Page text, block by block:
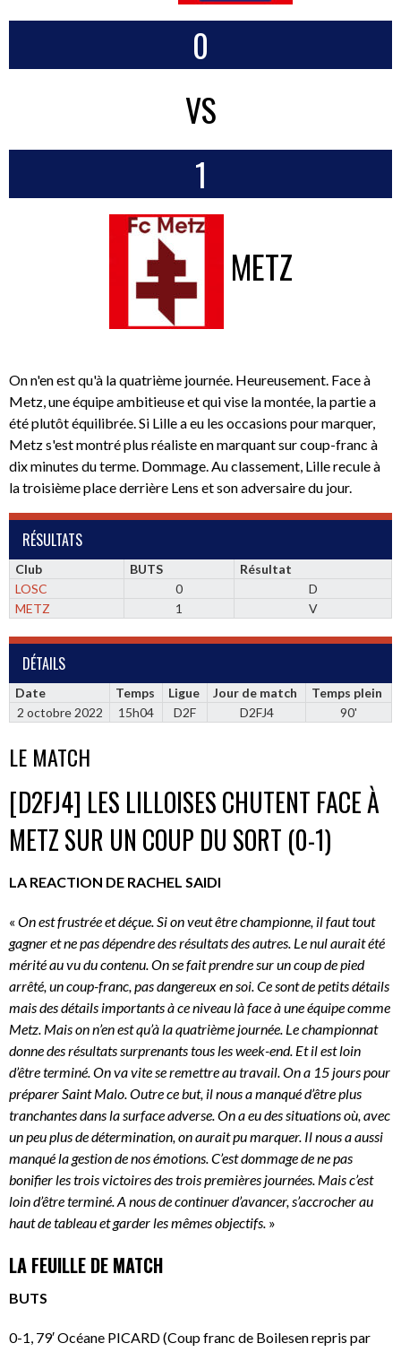
0
VS
1
METZ
On n'en est qu'à la quatrième journée. Heureusement. Face à
Metz, une équipe ambitieuse et qui vise la montée, la partie a
été plutôt équilibrée. Si Lille a eu les occasions pour marquer,
Metz s'est montré plus réaliste en marquant sur coup-franc à
dix minutes du terme. Dommage. Au classement, Lille recule à
la troisième place derrière Lens et son adversaire du jour.
RÉSULTATS
Club BUTS
Résultat
LOSC
0
D
METZ
1 V
DÉTAILS
Date Temps Ligue Jour de match
Temps plein
2 octobre 2022
15h04 D2F D2FJ4 90'
LE MATCH
[D2FJ4] LES LILLOISES CHUTENT FACE À
METZ SUR UN COUP DU SORT (0-1)
LA REACTION DE RACHEL SAIDI
« On est frustrée et déçue. Si on veut être championne, il faut tout
gagner et ne pas dépendre des résultats des autres. Le nul aurait été
mérité au vu du contenu. On se fait prendre sur un coup de pied
arrêté, un coup-franc, pas dangereux en soi. Ce sont de petits détails
mais des détails importants à ce niveau là face à une équipe comme
Metz. Mais on n’en est qu’à la quatrième journée. Le championnat
donne des résultats surprenants tous les week-end. Et il est loin
d’être terminé. On va vite se remettre au travail. On a 15 jours pour
préparer Saint Malo. Outre ce but, il nous a manqué d’être plus
tranchantes dans la surface adverse. On a eu des situations où, avec
un peu plus de détermination, on aurait pu marquer. Il nous a aussi
manqué la gestion de nos émotions. C’est dommage de ne pas
bonifier les trois victoires des trois premières journées. Mais c’est
loin d’être terminé. A nous de continuer d’avancer, s’accrocher au
haut de tableau et garder les mêmes objectifs. »
LA FEUILLE DE MATCH
BUTS
0-1, 79′ Océane PICARD (Coup franc de Boilesen repris par